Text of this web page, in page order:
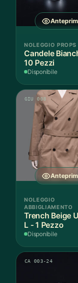
NOLEGGIO PROPS
Candele
10 Pezzi
Disponibile
GIU 008
NOLEGGIO
ABBIGLIAMENTO
Trench Beige
L - 1 Pezzo
Disponibile
CA 003-24